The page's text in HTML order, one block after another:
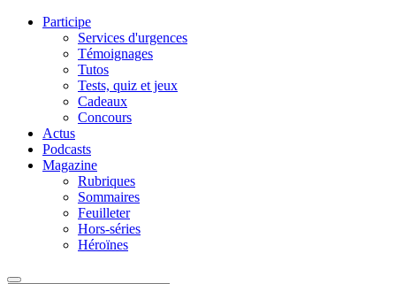
Participe
Services d'urgences
Témoignages
Tutos
Tests, quiz et jeux
Cadeaux
Concours
Actus
Podcasts
Magazine
Rubriques
Sommaires
Feuilleter
Hors-séries
Héroïnes